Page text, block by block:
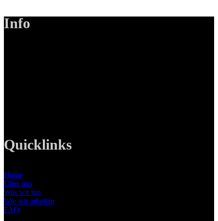
Info
Quicklinks
Home
Über uns
Was wir tun
Wie wir arbeiten
FAQ